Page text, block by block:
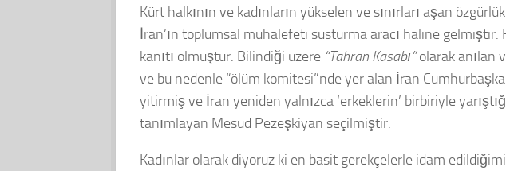
Kürt halkının ve kadınların yükselen ve sınırları aşan
İran’ın toplumsal muhalefeti susturma aracı haline
kanıtı olmuştur. Bilindiği üzere “Tahran Kasabı”olarak anılan
ve bu nedenle “ölüm komitesi”nde yer alan İran
yitirmiş ve İran yeniden yalnızca ‘erkeklerin’ birbiriyle
tanımlayan Mesud Pezeşkiyan seçilmiştir.
Kadınlar olarak diyoruz ki en basit gerekçelerle idam